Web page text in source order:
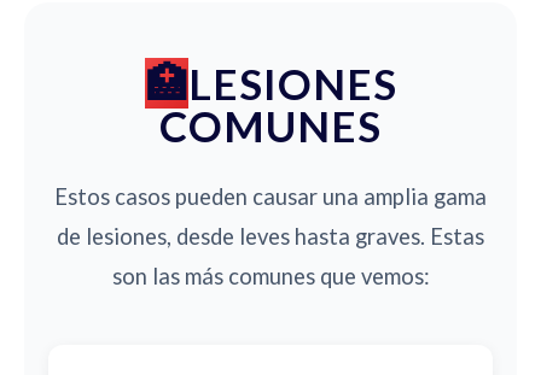
LESIONES
COMUNES
Estos casos pueden causar una amplia gama
de lesiones, desde leves hasta graves. Estas
son las más comunes que vemos: